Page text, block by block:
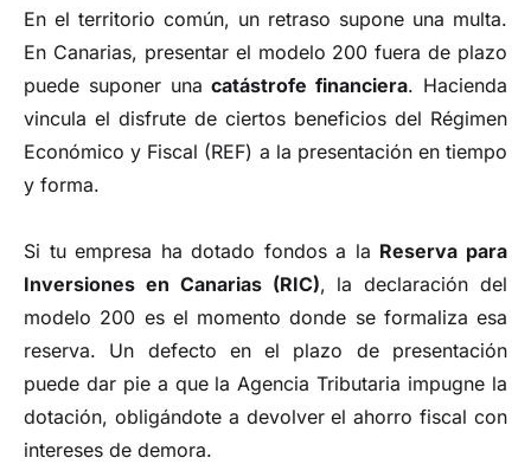
En el territorio común, un retraso supone una multa.
En Canarias, presentar el modelo 200 fuera de plazo
puede suponer unacatástrofe financiera. Hacienda
vincula el disfrute de ciertos beneficios del Régimen
Económico y Fiscal (REF) a la presentación en tiempo
y forma.
Si tu empresa ha dotado fondos a la Reserva para
Inversiones en Canarias (RIC), la declaración del
modelo 200 es el momento donde se formaliza esa
reserva. Un defecto en el plazo de presentación
puede dar pie a que la Agencia Tributaria impugne la
dotación, obligándote a devolver el ahorro fiscal con
intereses de demora.